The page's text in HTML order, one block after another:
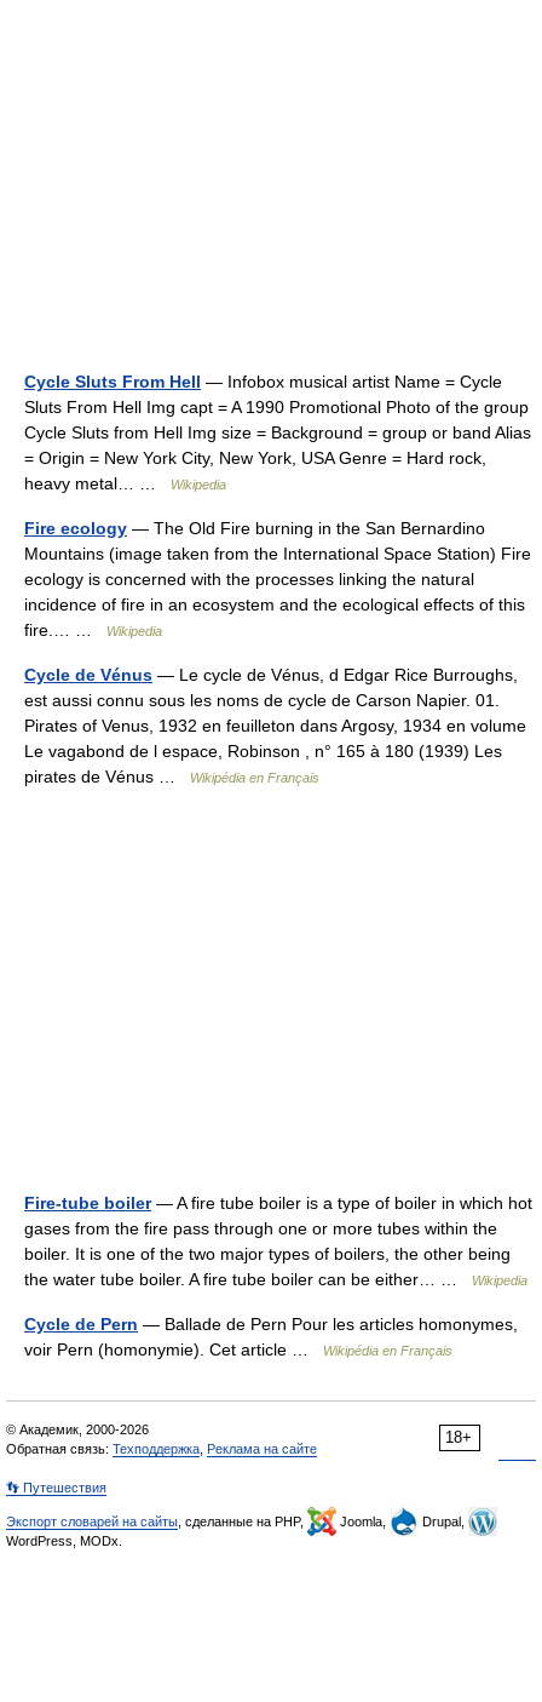
Cycle Sluts From Hell — Infobox musical artist Name = Cycle
Sluts From Hell Img capt = A 1990 Promotional Photo of the group
Cycle Sluts from Hell Img size = Background = group or band Alias
= Origin = New York City, New York, USA Genre = Hard rock,
heavy metal… …
Wikipedia
Fire ecology — The Old Fire burning in the San Bernardino
Mountains (image taken from the International Space Station) Fire
ecology is concerned with the processes linking the natural
incidence of fire in an ecosystem and the ecological effects of this
fire.… …
Wikipedia
Cycle de Vénus — Le cycle de Vénus, d Edgar Rice Burroughs,
est aussi connu sous les noms de cycle de Carson Napier. 01.
Pirates of Venus, 1932 en feuilleton dans Argosy, 1934 en volume
Le vagabond de l espace, Robinson , n° 165 à 180 (1939) Les
pirates de Vénus …
Wikipédia en Français
Fire-tube boiler— A fire tube boiler is a type of boiler in which hot
gases from the fire pass through one or more tubes within the
boiler. It is one of the two major types of boilers, the other being
the water tube boiler. A fire tube boiler can be either… …
Wikipedia
Cycle de Pern — Ballade de Pern Pour les articles homonymes,
voir Pern (homonymie). Cet article …
Wikipédia en Français
18+
© Академик, 2000-2026
Обратная связь: Техподдержка Реклама на сайте
👣 Путешествия
Экспорт словарей на сайты , сделанные на PHP, Joomla,
Drupal,
WordPress, MODx.